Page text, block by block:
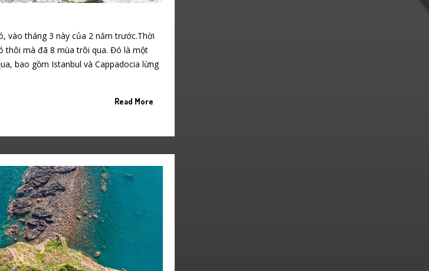
vào tháng 3 này của 2 năm trước.Thời
thôi mà đã 8 mùa trôi qua. Đó là một
bao gồm Istanbul và Cappadocia lừng
Read More